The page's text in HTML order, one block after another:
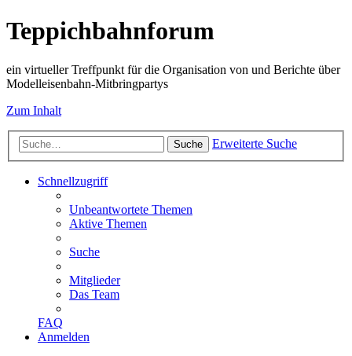
Teppichbahnforum
ein virtueller Treffpunkt für die Organisation von und Berichte über
Modelleisenbahn-Mitbringpartys
Zum Inhalt
Suche Erweiterte Suche
Schnellzugriff
Unbeantwortete Themen
Aktive Themen
Suche
Mitglieder
Das Team
FAQ
Anmelden